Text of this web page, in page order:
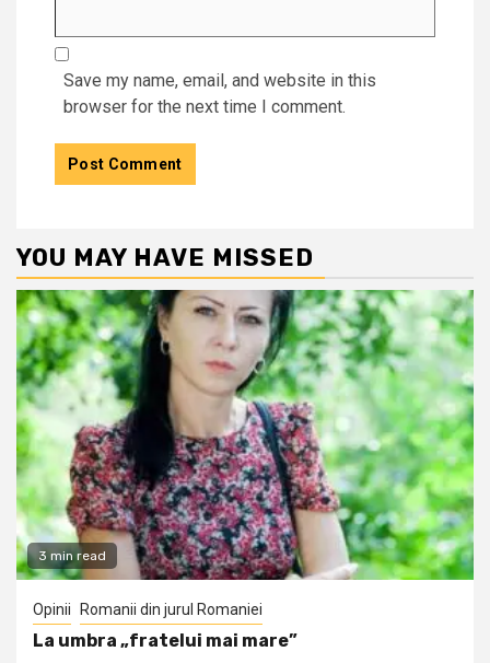
Save my name, email, and website in this
browser for the next time I comment.
YOU MAY HAVE MISSED
3 min read
Opinii Romanii din jurul Romaniei
La umbra „fratelui mai mare”